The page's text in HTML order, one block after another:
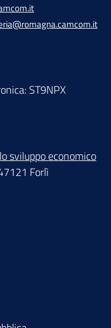
ST9NPX
sviluppo economico
Forlì